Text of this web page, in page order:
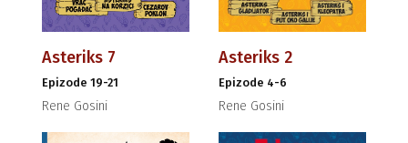
Asteriks 7
Epizode 19-21
Rene Gosini
Asteriks 2
Epizode 4-6
Rene Gosini